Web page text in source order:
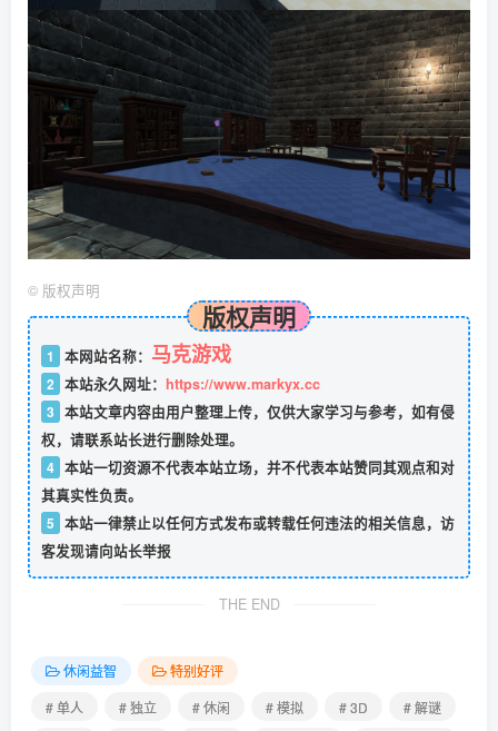
© 版权声明
版权声明
1 本网站名称： 马克游戏
2 本站永久网址： https://www.markyx.cc
3 本站文章内容由用户整理上传，仅供大家学习与参考，如有侵
权，请联系站长进行删除处理。
4 本站一切资源不代表本站立场，并不代表本站赞同其观点和对
其真实性负责。
5 本站一律禁止以任何方式发布或转载任何违法的相关信息，访
客发现请向站长举报
THE END
休闲益智
特别好评
# 单人
# 独立 # 休闲 # 模拟 # 3D
# 解谜